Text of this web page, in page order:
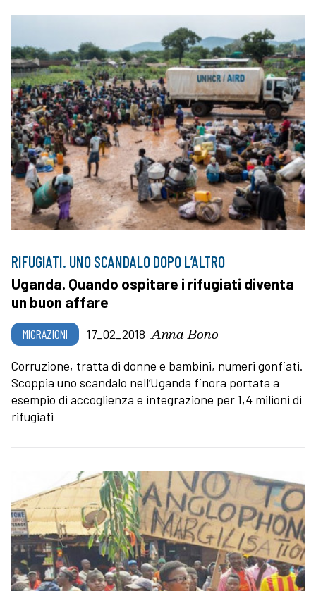
RIFUGIATI. UNO SCANDALO DOPO L’ALTRO
Uganda. Quando ospitare i rifugiati diventa
un buon affare
MIGRAZIONI 17_02_2018 Anna Bono
Corruzione, tratta di donne e bambini, numeri gonfiati.
Scoppia uno scandalo nell’Uganda finora portata a
esempio di accoglienza e integrazione per 1,4 milioni di
rifugiati